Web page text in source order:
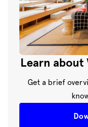
Learn about
Get a brief